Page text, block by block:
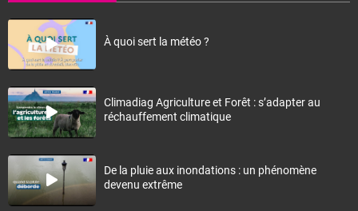
À quoi sert la météo ?
Climadiag Agriculture et Forêt : s’adapter au
réchauffement climatique
De la pluie aux inondations : un phénomène
devenu extrême